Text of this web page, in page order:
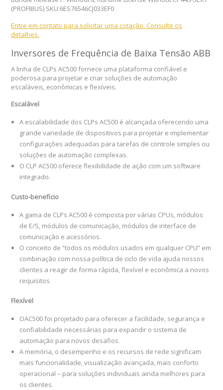
(PROFIBUS) SKU:6ES76546CJ033EF0
Entre em contato para solicitar uma cotação. Consulte os
detalhes.
Inversores de Frequência de Baixa Tensão ABB
A linha de CLPs AC500 fornece uma plataforma confiável e
poderosa para projetar e criar soluções de automação
escaláveis, econômicas e flexíveis.
Escalável
A escalabilidade dos CLPs AC500 é alcançada oferecendo uma
grande variedade de dispositivos para projetar e implementar
configurações adequadas para tarefas de controle simples ou
soluções de automação complexas.
O CLP AC500 oferece flexibilidade de ação com um software
integrado.
Custo-beneficio
A gama de CLPs AC500 é composta por várias CPUs, módulos
de E/S, módulos de comunicação, módulos de interface de
comunicação e acessórios.
O conceito de “todos os módulos usados ​​em qualquer CPU” em
combinação com nossa política de ciclo de vida ajuda nossos
clientes a reagir de forma rápida, flexível e econômica a novos
requisitos.
Flexível
OAC500 foi projetado para oferecer a facilidade, segurança e
confiabilidade necessárias para expandir o sistema de
automação para novos desafios.
A memória, o desempenho e os recursos de rede significam
mais funcionalidade, visualização avançada, mais conforto
operacional – para soluções individuais ainda melhores para
os clientes.